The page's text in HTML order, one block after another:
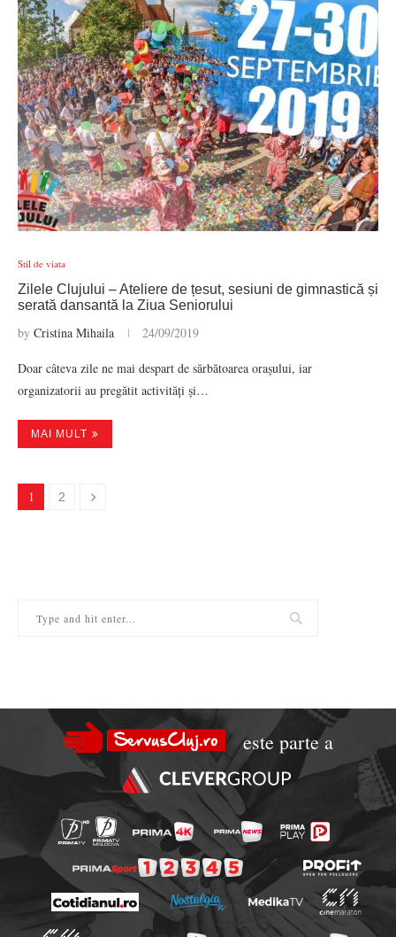
Stil de viata
Zilele Clujului – Ateliere de țesut, sesiuni de gimnastică și
serată dansantă la Ziua Seniorului
by Cristina Mihaila 24/09/2019
Doar câteva zile ne mai despart de sărbătoarea orașului, iar
organizatorii au pregătit activități și…
MAI MULT
1 2
este parte a